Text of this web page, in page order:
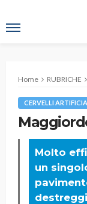
Home RUBRICHE
CERVELLI
Molto
un